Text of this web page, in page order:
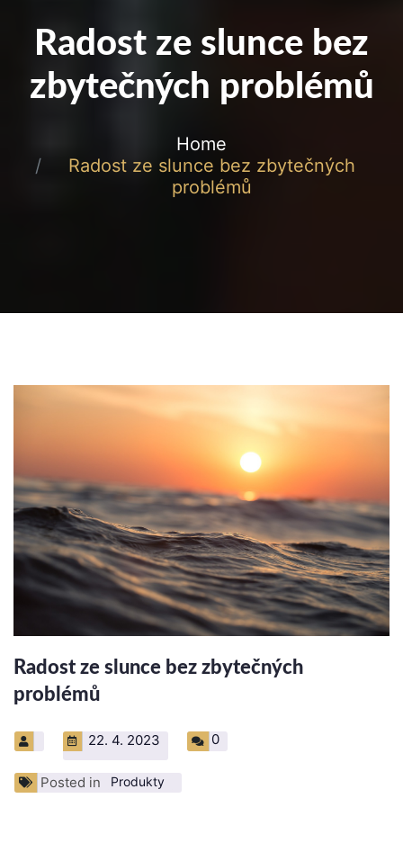
Radost ze slunce bez
zbytečných problémů
Home
Radost ze slunce bez zbytečných
problémů
Radost ze slunce bez zbytečných
problémů
22. 4. 2023 0
Posted in Produkty